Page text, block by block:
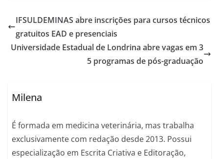
IFSULDEMINAS abre inscrições para cursos técnicos
gratuitos EAD e presenciais
Universidade Estadual de Londrina abre vagas em 3
5 programas de pós-graduação
Milena
É formada em medicina veterinária, mas trabalha
exclusivamente com redação desde 2013. Possui
especialização em Escrita Criativa e Editoração,